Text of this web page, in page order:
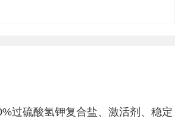
过硫酸氢钾复合盐、激活剂、稳定